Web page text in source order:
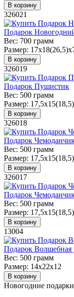
В корзину
326021
Подарок
Вес: 700 грамм
Размер:
В корзину
326019
Подарок Пушистик
Вес: 500 грамм
Размер:
В корзину
326018
Подарок
Вес: 500 грамм
Размер:
В корзину
326017
Подарок
Вес: 500 грамм
Размер:
В корзину
13004
Подарок Волшебная
Вес: 500 грамм
Размер: 14х22х12
В корзину
Новогодние подарки